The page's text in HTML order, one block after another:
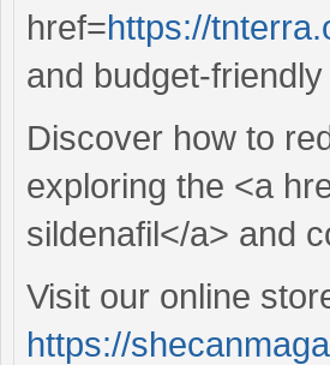
href=https://
and budget-
Discover how to
exploring the <a
sildenafil</a> and
Visit our online
https://